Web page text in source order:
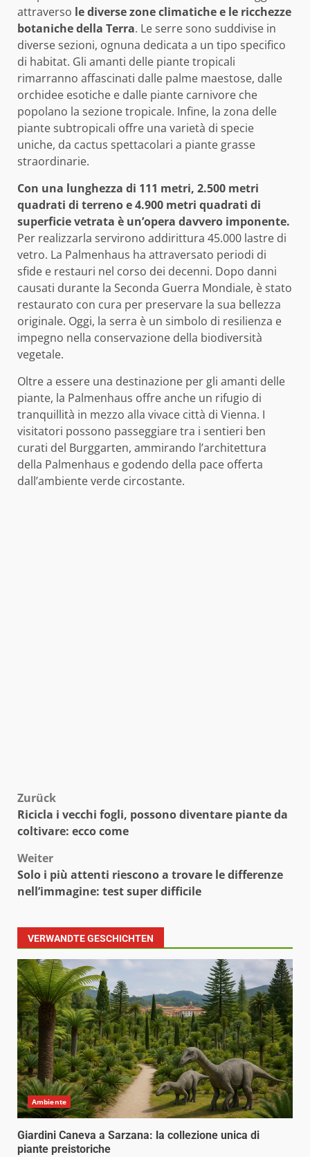
attraverso le diverse zone climatiche e le ricchezze
botaniche della Terra. Le serre sono suddivise in
diverse sezioni, ognuna dedicata a un tipo specifico
di habitat. Gli amanti delle piante tropicali
rimarranno affascinati dalle palme maestose, dalle
orchidee esotiche e dalle piante carnivore che
popolano la sezione tropicale. Infine, la zona delle
piante subtropicali offre una varietà di specie
uniche, da cactus spettacolari a piante grasse
straordinarie.
Con una lunghezza di 111 metri, 2.500 metri
quadrati di terreno e 4.900 metri quadrati di
superficie vetrata è un’opera davvero imponente.
Per realizzarla servirono addirittura 45.000 lastre di
vetro. La Palmenhaus ha attraversato periodi di
sfide e restauri nel corso dei decenni. Dopo danni
causati durante la Seconda Guerra Mondiale, è stato
restaurato con cura per preservare la sua bellezza
originale. Oggi, la serra è un simbolo di resilienza e
impegno nella conservazione della biodiversità
vegetale.
Oltre a essere una destinazione per gli amanti delle
piante, la Palmenhaus offre anche un rifugio di
tranquillità in mezzo alla vivace città di Vienna. I
visitatori possono passeggiare tra i sentieri ben
curati del Burggarten, ammirando l’architettura
della Palmenhaus e godendo della pace offerta
dall’ambiente verde circostante.
Beitragsnavigation
Zurück
Ricicla i vecchi fogli, possono diventare piante da
coltivare: ecco come
Weiter
Solo i più attenti riescono a trovare le differenze
nell’immagine: test super difficile
VERWANDTE GESCHICHTEN
Ambiente
Giardini Caneva a Sarzana: la collezione unica di
piante preistoriche